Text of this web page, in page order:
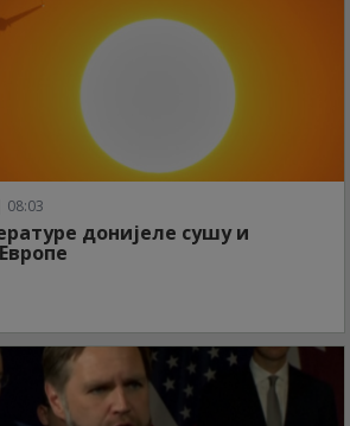
08:03
донијеле сушу и